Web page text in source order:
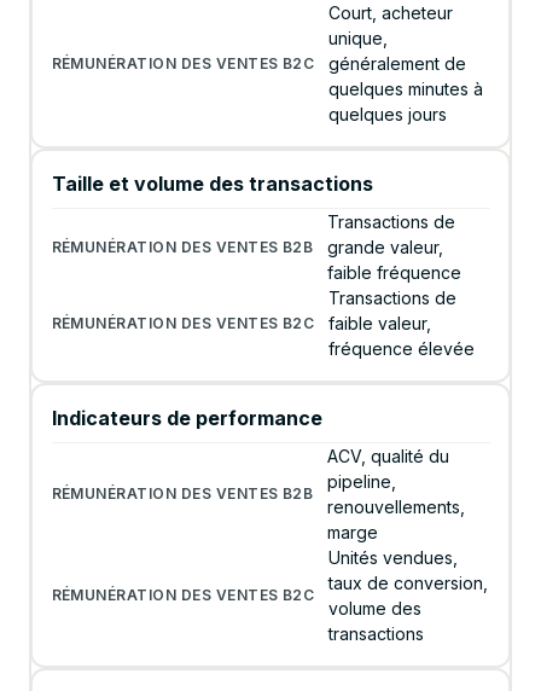
Court, acheteur
unique,
généralement de
quelques minutes à
quelques jours
Taille et volume des transactions
Transactions de
grande valeur,
faible fréquence
Transactions de
faible valeur,
fréquence élevée
Indicateurs de performance
ACV, qualité du
pipeline,
renouvellements,
marge
Unités vendues,
taux de conversion,
volume des
transactions